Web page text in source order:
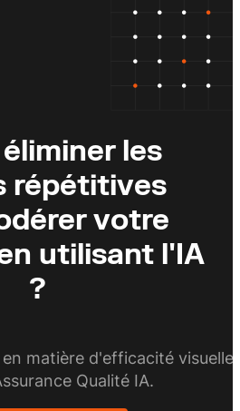
les
répétitives
votre
utilisant l'IA
?
matière d'efficacité
Qualité IA.